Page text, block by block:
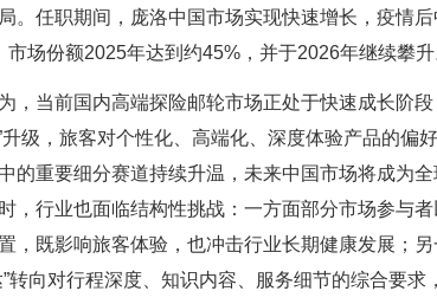
。任职期间，庞洛中国市场实现快速增长，疫情
市场份额2025年达到约45%，并于2026年继续攀升
，当前国内高端探险邮轮市场正处于快速成长阶
”升级，旅客对个性化、高端化、深度体验产品的偏
的重要细分赛道持续升温，未来中国市场将成为
，行业也面临结构性挑战：一方面部分市场参与
，既影响旅客体验，也冲击行业长期健康发展；
”转向对行程深度、知识内容、服务细节的综合要